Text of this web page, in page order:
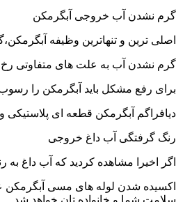
گرم نشدن آب خروجی آبگرمکن
اصلی ترین و تنهاترین وظیفه
گرم نشدن آب به علت های متفاوتی
برای رفع مشکل باید آبگرمکن را
دیافراگم آبگرمکن قطعه ای پلاستیکی
رنگ گرفتگی آب داغ خروجی
اگر اخیرا مشاهده کردید که آب داغ
اکسیده شدن لوله های مسی آبگرمکن
سلامت شما و خانواده تان خواهد شد.